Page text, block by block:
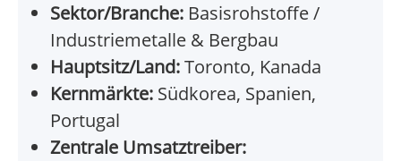
Sektor/Branche: Basisrohstoffe /
Industriemetalle & Bergbau
Hauptsitz/Land:Toronto, Kanada
Kernmärkte: Südkorea, Spanien,
Portugal
Zentrale Umsatztreiber: